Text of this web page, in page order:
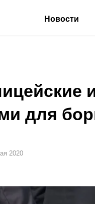
Новости
для
2020